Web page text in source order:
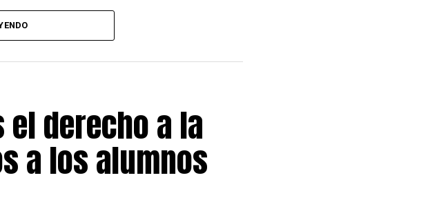
la concentración se desarrollará
contenido de fondo del proyecto.
de la central obrera, que
disposiciones que afectan
Unidos, espacio que reúne a
de la CGT. Sus referentes
el mediodía y advirtieron que el
para amplios sectores de la
el derecho a la
a los alumnos